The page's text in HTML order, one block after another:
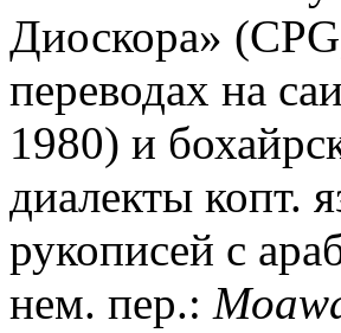
Диоскора»
переводах на
1980) и
диалекты копт.
рукописей с
нем. пер.: